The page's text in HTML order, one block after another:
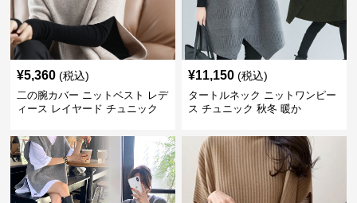
¥5,360 (税込)
二の腕カバー ニットベスト レデ
ィース レイヤード チュニック
¥11,150 (税込)
タートルネック ニットワンピー
ス チュニック 秋冬 暖か